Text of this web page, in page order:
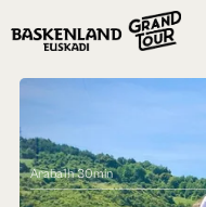
Araba1h 30min